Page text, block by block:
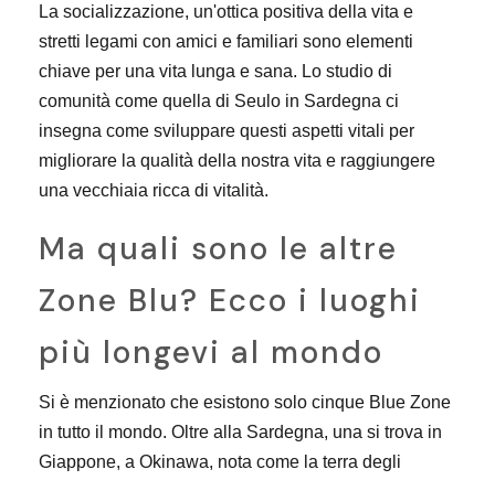
La socializzazione, un'ottica positiva della vita e
stretti legami con amici e familiari sono elementi
chiave per una vita lunga e sana. Lo studio di
comunità come quella di Seulo in Sardegna ci
insegna come sviluppare questi aspetti vitali per
migliorare la qualità della nostra vita e raggiungere
una vecchiaia ricca di vitalità.
Ma quali sono le altre
Zone Blu? Ecco i luoghi
più longevi al mondo
Si è menzionato che esistono solo cinque Blue Zone
in tutto il mondo. Oltre alla Sardegna, una si trova in
Giappone, a Okinawa, nota come la terra degli